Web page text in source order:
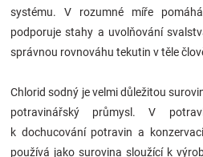
Hračkářství
Přihlášení
systému. V rozumné míře
podporuje stahy a uvolňování
správnou rovnováhu tekutin v těle
Chlorid sodný je velmi důležitou
potravinářský průmysl. V
k dochucování potravin a
používá jako surovina sloužící k